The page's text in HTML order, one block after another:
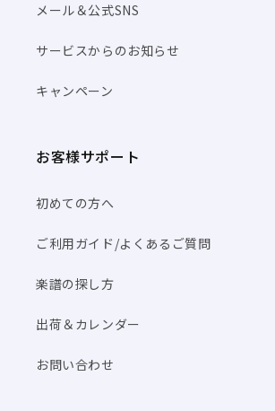
メール＆公式SNS
サービスからのお知らせ
キャンペーン
お客様サポート
初めての方へ
ご利用ガイド/よくあるご質問
楽譜の探し方
出荷＆カレンダー
お問い合わせ